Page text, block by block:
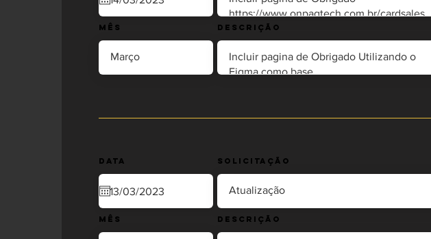
Mês Descrição
Data Solicitação
Mês Descrição